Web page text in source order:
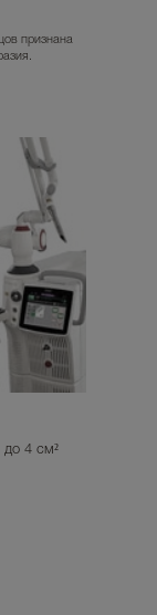
признана
до 4 см²